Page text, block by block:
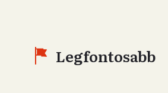
Legfontosabb